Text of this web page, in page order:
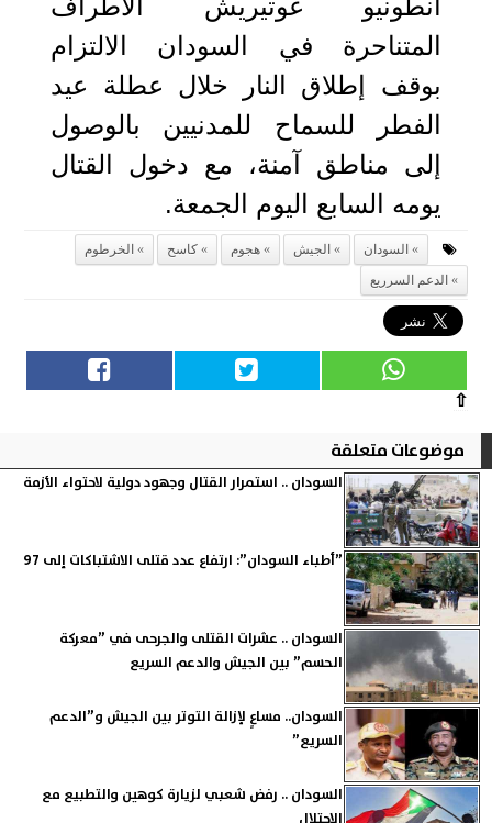
أنطونيو غوتيريش الأطراف
المتناحرة في السودان الالتزام
بوقف إطلاق النار خلال عطلة عيد
الفطر للسماح للمدنيين بالوصول
إلى مناطق آمنة، مع دخول القتال
يومه السابع اليوم الجمعة.
السودان الجيش هجوم كاسح
الخرطوم
الدعم السرريع
⇧
موضوعات متعلقة
السودان .. استمرار القتال وجهود دولية لاحتواء الأزمة
”أطباء السودان”: ارتفاع عدد قتلى الاشتباكات إلى 97
السودان .. عشرات القتلى والجرحى في ”معركة
الحسم” بين الجيش والدعم السريع
السودان.. مساعٍ لإزالة التوتر بين الجيش و”الدعم
السريع”
السودان .. رفض شعبي لزيارة كوهين والتطبيع مع